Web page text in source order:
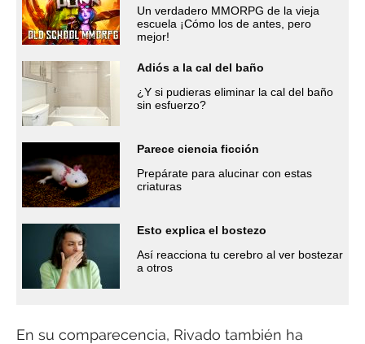
Un verdadero MMORPG de la vieja
escuela ¡Cómo los de antes, pero
mejor!
Adiós a la cal del baño
¿Y si pudieras eliminar la cal del baño
sin esfuerzo?
Parece ciencia ficción
Prepárate para alucinar con estas
criaturas
Esto explica el bostezo
Así reacciona tu cerebro al ver bostezar
a otros
En su comparecencia, Rivado también ha